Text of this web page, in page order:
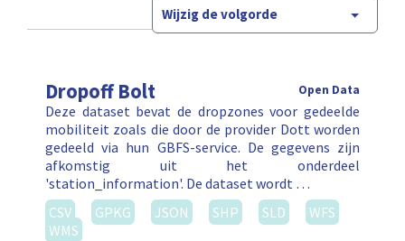
Wijzig de volgorde
Dropoff Bolt Open Data
Deze dataset bevat de dropzones voor gedeelde
mobiliteit zoals die door de provider Dott worden
gedeeld via hun GBFS-service. De gegevens zijn
afkomstig uit het onderdeel
'station_information'. De dataset wordt …
CSV
GPKG JSON SHP SLD
WFS
WMS